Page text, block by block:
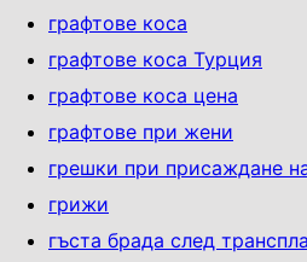
графтове коса
графтове коса Турция
графтове коса цена
графтове при жени
грешки при присаждане
грижи
гъста брада след